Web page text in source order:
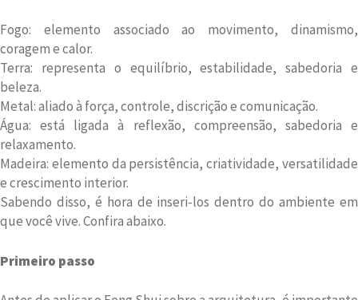
Fogo: elemento associado ao movimento, dinamismo,
coragem e calor.
Terra: representa o equilíbrio, estabilidade, sabedoria e
beleza.
Metal: aliado à força, controle, discrição e comunicação.
Água: está ligada à reflexão, compreensão, sabedoria e
relaxamento.
Madeira: elemento da persistência, criatividade, versatilidade
e crescimento interior.
Sabendo disso, é hora de inseri-los dentro do ambiente em
que você vive. Confira abaixo.
Primeiro passo